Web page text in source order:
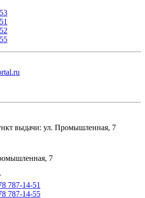
выдачи: ул. Промышленная, 7
7
787-14-51
787-14-55